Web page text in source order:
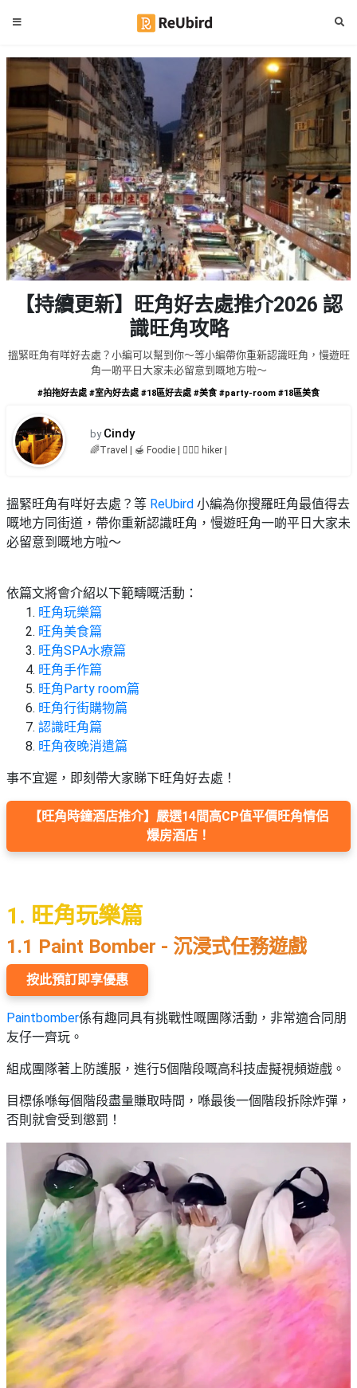
繁
中
登
註
冊
品
Party
到
會
美
特
色
蛋
糕
花
束
及
花
藝
物
場
地
佈
置
用
品
即
即
煮
系
列
聚
及
拍
拖
餐
廳
BBQ
場
活
類
型
Party
朋
友
聚
會
慶
祝
生
日
司
活
動
婚
禮
親
子
動
動
活
動
攻
略
知
件
夾
時
間
神
器
情
侶
願
清
單
我
於
我
們
生
日
拍
好
去
處
#
室
內
好
處
#
區
好
去
#Party
Room
相
好
去
美
食
親
子
好
去
#
婚
週
末
好
處
#
場
地
#
到
會
蛋
糕
#
行
山
#
郊
【持續更新】旺角好去處推介2026 認
識旺角攻略
搵緊旺角有咩好去處？小編可以幫到你～等小編帶你重新認識旺角，慢遊旺
角一啲平日大家未必留意到嘅地方啦～
#拍拖好去處 #室內好去處 #18區好去處 #美食 #party-room #18區美食
by Cindy
🌈Travel | 🍯 Foodie | 🏃🏻‍♀ hiker |
搵緊旺角有咩好去處？等 ReUbird 小編為你搜羅旺角最值得去
嘅地方同街道，帶你重新認識旺角，慢遊旺角一啲平日大家未
必留意到嘅地方啦～
依篇文將會介紹以下範疇嘅活動：
旺角玩樂篇
旺角美食篇
旺角SPA水療篇
旺角手作篇
旺角Party room篇
旺角行街購物篇
認識旺角篇
旺角夜晚消遣篇
事不宜遲，即刻帶大家睇下旺角好去處！
【旺角時鐘酒店推介】嚴選14間高CP值平價旺角情侶
爆房酒店！
1. 旺角玩樂篇
1.1 Paint Bomber - 沉浸式任務遊戲
按此預訂即享優惠
Paintbomber係有趣同具有挑戰性嘅團隊活動，非常適合同朋
友仔一齊玩。
組成團隊著上防護服，進行5個階段嘅高科技虛擬視頻遊戲。
目標係喺每個階段盡量賺取時間，喺最後一個階段拆除炸彈，
否則就會受到懲罰！